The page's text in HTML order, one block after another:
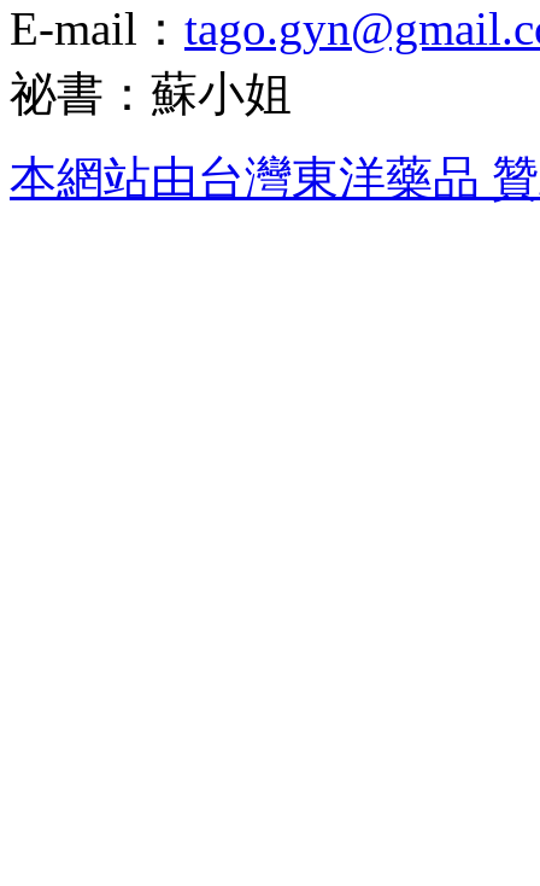
E-mail：
祕書：蘇小姐
本網站由台灣東洋藥品